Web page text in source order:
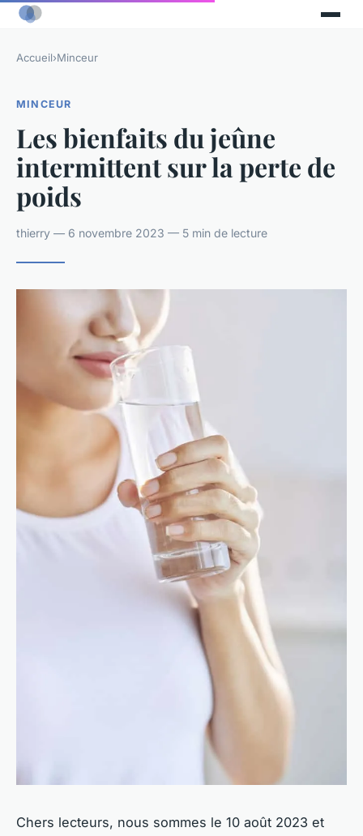
Accueil›Minceur
MINCEUR
Les bienfaits du jeûne
intermittent sur la perte de
poids
thierry — 6 novembre 2023 — 5 min de lecture
Chers lecteurs, nous sommes le 10 août 2023 et